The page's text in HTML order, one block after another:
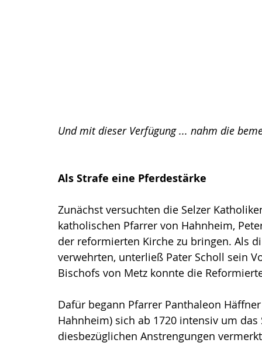
Und mit dieser Verfügung ... nahm die
Als Strafe eine Pferdestärke
Zunächst versuchten die Selzer
katholischen Pfarrer von Hahnheim,
der reformierten Kirche zu bringen. Als
verwehrten, unterließ Pater Scholl sein
Bischofs von Metz konnte die
Dafür begann Pfarrer Panthaleon
Hahnheim) sich ab 1720 intensiv um
diesbezüglichen Anstrengungen